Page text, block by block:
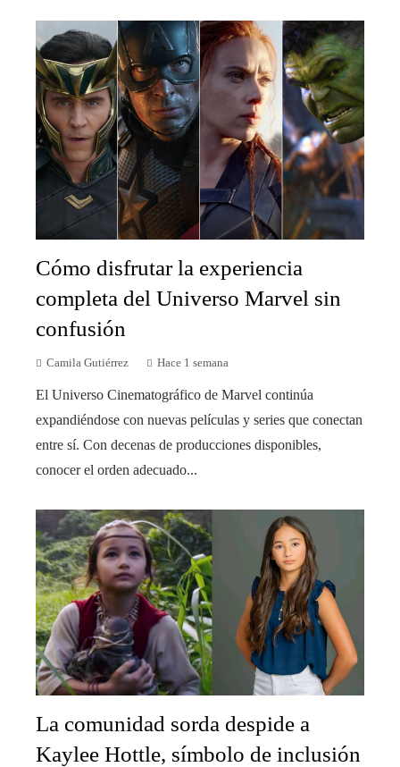
Cómo disfrutar la experiencia
completa del Universo Marvel sin
confusión
Camila Gutiérrez Hace 1 semana
El Universo Cinematográfico de Marvel continúa
expandiéndose con nuevas películas y series que conectan
entre sí. Con decenas de producciones disponibles,
conocer el orden adecuado...
La comunidad sorda despide a
Kaylee Hottle, símbolo de inclusión